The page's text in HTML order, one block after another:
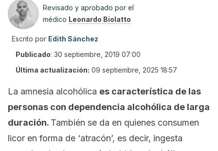
Revisado y aprobado por el
médico Leonardo Biolatto
Escrito por Edith Sánchez
Publicado: 30 septiembre, 2019 07:00
Última actualización: 09 septiembre, 2025 18:57
La amnesia alcohólica es característica de las
personas con dependencia alcohólica de larga
duración. También se da en quienes consumen
licor en forma de ‘atracón’, es decir, ingesta